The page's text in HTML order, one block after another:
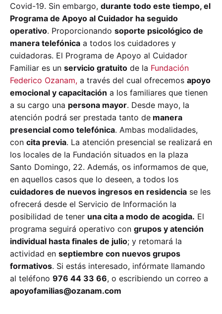
Covid-19. Sin embargo, durante todo este tiempo, el
Programa de Apoyo al Cuidador ha seguido
operativo. Proporcionando soporte psicológico de
manera telefónica a todos los cuidadores y
cuidadoras. El Programa de Apoyo al Cuidador
Familiar es un servicio gratuito de la Fundación
Federico Ozanam, a través del cual ofrecemos apoyo
emocional y capacitación a los familiares que tienen
a su cargo una persona mayor. Desde mayo, la
atención podrá ser prestada tanto de manera
presencial como telefónica. Ambas modalidades,
con cita previa. La atención presencial se realizará en
los locales de la Fundación situados en la plaza
Santo Domingo, 22. Además, os informamos de que,
en aquellos casos que lo deseen, a todos los
cuidadores de nuevos ingresos en residencia se les
ofrecerá desde el Servicio de Información la
posibilidad de tener una cita a modo de acogida. El
programa seguirá operativo con grupos y atención
individual hasta finales de julio; y retomará la
actividad en septiembre con nuevos grupos
formativos. Si estás interesado, infórmate llamando
al teléfono 976 44 33 66, o escribiendo un correo a
apoyofamilias@ozanam.com